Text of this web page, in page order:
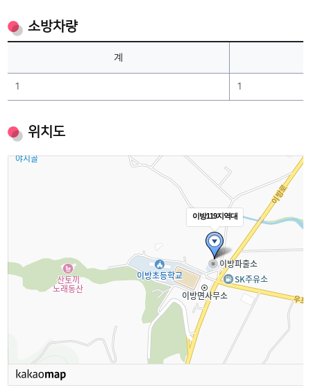
소방차량
계
1 1
위치도
이방119지역대